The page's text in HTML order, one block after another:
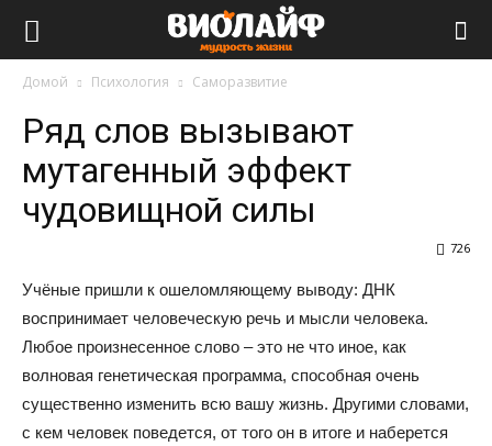
Домой Психология Саморазвитие
Ряд слов вызывают
мутагенный эффект
чудовищной силы
726
Учёные пришли к ошеломляющему выводу: ДНК
воспринимает человеческую речь и мысли человека.
Любое произнесенное слово – это не что иное, как
волновая генетическая программа, способная очень
существенно изменить всю вашу жизнь. Другими словами,
с кем человек поведется, от того он в итоге и наберется